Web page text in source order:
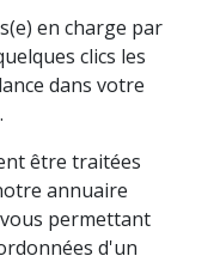
en charge par
clics les
dans votre
être traitées
annuaire
permettant
d'un